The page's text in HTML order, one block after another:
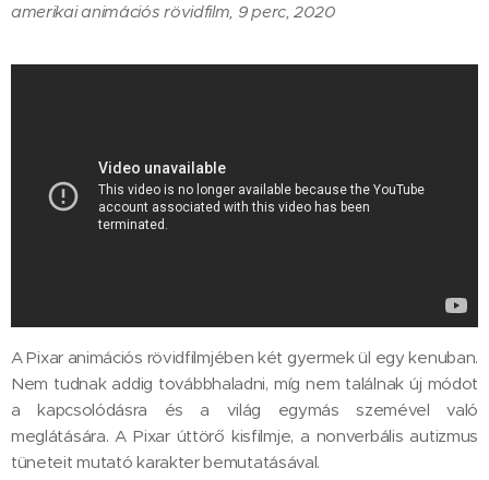
amerikai animációs rövidfilm, 9 perc, 2020
A Pixar animációs rövidfilmjében két gyermek ül egy kenuban.
Nem tudnak addig továbbhaladni, míg nem találnak új módot
a kapcsolódásra és a világ egymás szemével való
meglátására. A Pixar úttörő kisfilmje, a nonverbális autizmus
tüneteit mutató karakter bemutatásával.